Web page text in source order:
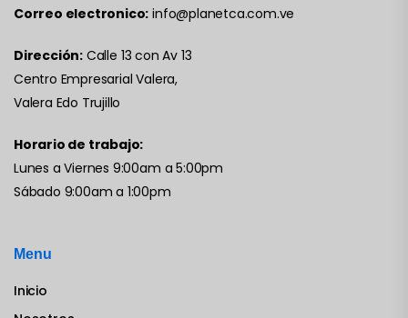
Correo electronico: info@planetca.com.ve
Dirección: Calle 13 con Av 13
Centro Empresarial Valera,
Valera Edo Trujillo
Horario de trabajo:
Lunes a Viernes 9:00am a 5:00pm
Sábado 9:00am a 1:00pm
Menu
Inicio